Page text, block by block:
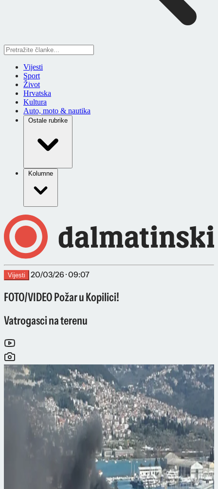
Vijesti
Sport
Život
Hrvatska
Kultura
Auto, moto & nautika
Ostale rubrike
Kolumne
Vijesti 20/03/26 · 09:07
FOTO/VIDEO Požar u Kopilici!
Vatrogasci na terenu